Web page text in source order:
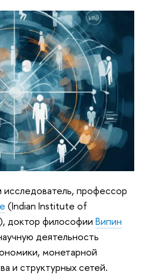
профессор
(Indian Institute of
доктор философии Випин
деятельность
монетарной
и структурных сетей.